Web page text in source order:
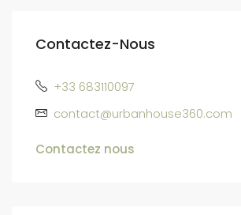
Contactez-Nous
+33 683110097
contact@urbanhouse360.com
Contactez nous